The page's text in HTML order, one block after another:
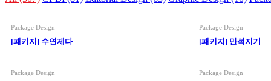
(19)
Package Design
[패키지] 수연제다
Package Design
[패키지] 만석지기
Package Design Package Design